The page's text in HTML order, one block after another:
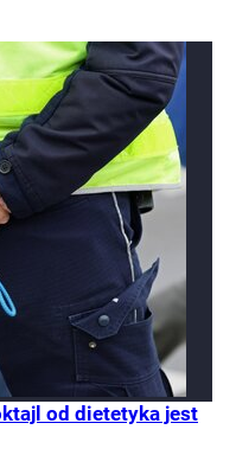
od dietetyka jest